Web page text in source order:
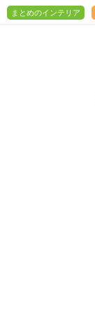
まとめのインテリア